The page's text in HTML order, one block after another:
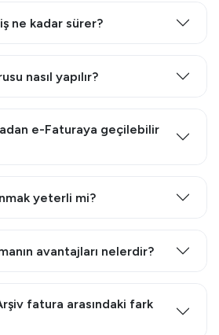
ne kadar sürer?
nasıl yapılır?
e-Faturaya geçilebilir
yeterli mi?
avantajları nelerdir?
fatura arasındaki fark